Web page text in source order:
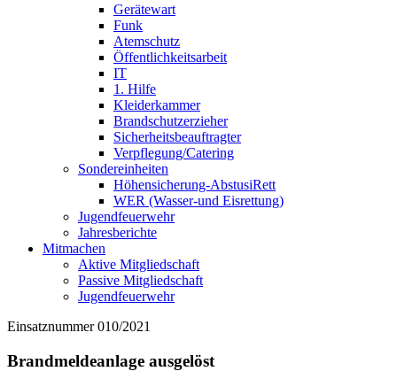
Gerätewart
Funk
Atemschutz
Öffentlichkeitsarbeit
IT
1. Hilfe
Kleiderkammer
Brandschutzerzieher
Sicherheitsbeauftragter
Verpflegung/Catering
Sondereinheiten
Höhensicherung-AbstusiRett
WER (Wasser-und Eisrettung)
Jugendfeuerwehr
Jahresberichte
Mitmachen
Aktive Mitgliedschaft
Passive Mitgliedschaft
Jugendfeuerwehr
Einsatznummer 010/2021
Brandmeldeanlage ausgelöst